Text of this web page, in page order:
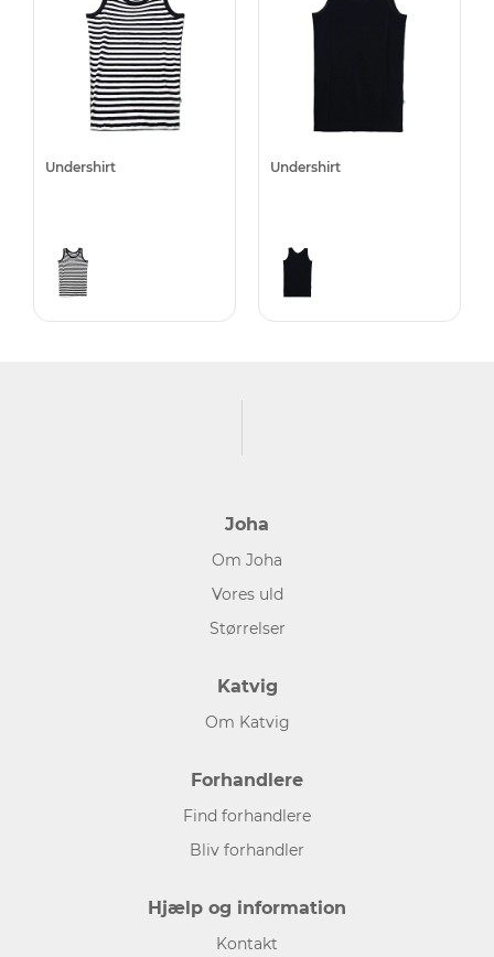
Undershirt Undershirt
Joha
Om Joha
Vores uld
Størrelser
Katvig
Om Katvig
Forhandlere
Find forhandlere
Bliv forhandler
Hjælp og information
Kontakt